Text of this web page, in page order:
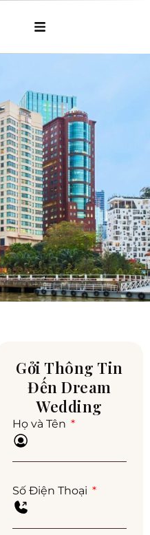
Gởi Thông Tin
Đến Dream
Wedding
Họ và Tên
Số Điện Thoại